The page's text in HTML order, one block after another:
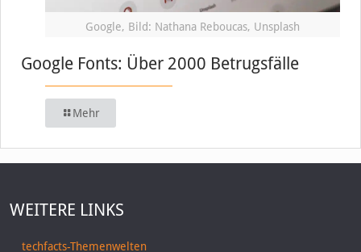
Google, Bild: Nathana Reboucas, Unsplash
Google Fonts: Über 2000 Betrugsfälle
Mehr
WEITERE LINKS
techfacts-Themenwelten